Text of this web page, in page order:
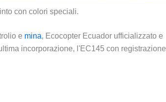
con colori speciali.
e mina, Ecocopter Ecuador ufficializzato e
incorporazione, l'EC145 con registrazione